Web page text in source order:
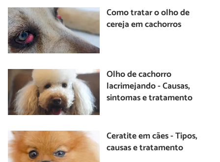
Como tratar o olho de
cereja em cachorros
Olho de cachorro
lacrimejando - Causas,
sintomas e tratamento
Ceratite em cães - Tipos,
causas e tratamento